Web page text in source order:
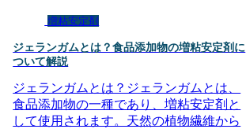
増粘安定剤
ジェランガムとは？食品添加物の増粘安定剤に
ついて解説
ジェランガムとは？ジェランガムとは、
食品添加物の一種であり、増粘安定剤と
して使用されます。天然の植物繊維から